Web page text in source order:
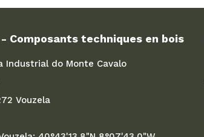
Composants techniques en bois
Industrial do Monte Cavalo
Vouzela